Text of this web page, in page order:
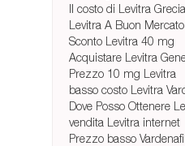
Il costo di Levitra Grecia
Levitra A Buon
Sconto Levitra 40 mg
Acquistare Levitra
Prezzo 10 mg Levitra
basso costo Levitra
Dove Posso Ottenere
vendita Levitra internet
Prezzo basso